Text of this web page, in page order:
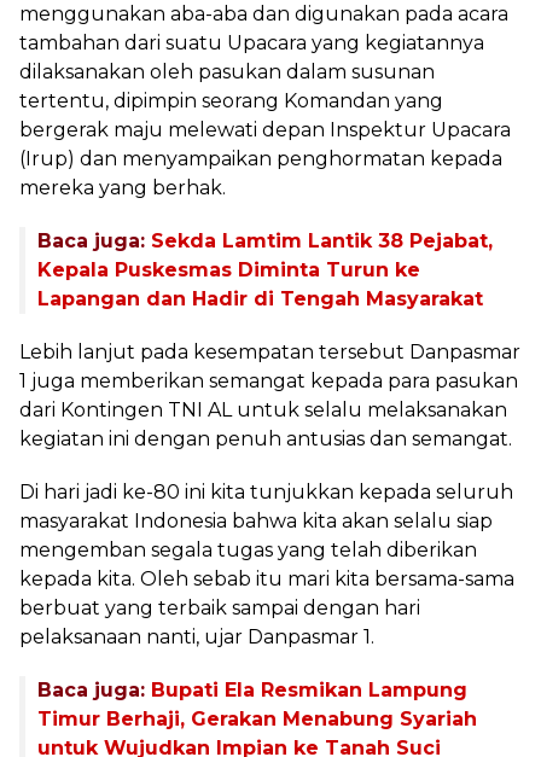
menggunakan aba-aba dan digunakan pada acara
tambahan dari suatu Upacara yang kegiatannya
dilaksanakan oleh pasukan dalam susunan
tertentu, dipimpin seorang Komandan yang
bergerak maju melewati depan Inspektur Upacara
(Irup) dan menyampaikan penghormatan kepada
mereka yang berhak.
Baca juga: Sekda Lamtim Lantik 38 Pejabat,
Kepala Puskesmas Diminta Turun ke
Lapangan dan Hadir di Tengah Masyarakat
Lebih lanjut pada kesempatan tersebut Danpasmar
1 juga memberikan semangat kepada para pasukan
dari Kontingen TNI AL untuk selalu melaksanakan
kegiatan ini dengan penuh antusias dan semangat.
Di hari jadi ke-80 ini kita tunjukkan kepada seluruh
masyarakat Indonesia bahwa kita akan selalu siap
mengemban segala tugas yang telah diberikan
kepada kita. Oleh sebab itu mari kita bersama-sama
berbuat yang terbaik sampai dengan hari
pelaksanaan nanti, ujar Danpasmar 1.
Baca juga: Bupati Ela Resmikan Lampung
Timur Berhaji, Gerakan Menabung Syariah
untuk Wujudkan Impian ke Tanah Suci